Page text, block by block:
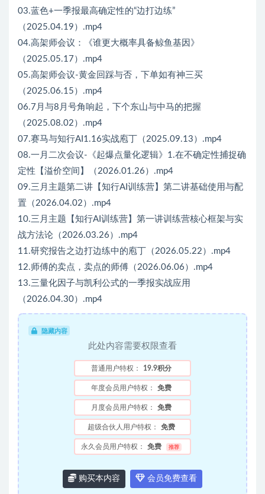
03.蓝色+一季报最高确定性的“边打边练”
（2025.04.19）.mp4
04.高架师会议：《谁更大概率具备鲸鱼基因》
（2025.05.17）.mp4
05.高架师会议-黄金回踩与否，下单如有神三买
（2025.06.15）.mp4
06.7月与8月号角响起，下个东山与中马的把握
（2025.08.02）.mp4
07.赛马与知行AI1.16实战庖丁（2025.09.13）.mp4
08.一月二次会议-《起爆点量化逻辑》1.在不确定性捕捉确
定性【溢价空间】（2026.01.26）.mp4
09.三月主题第二讲【知行AI训练营】第二讲基础使用与配
置（2026.04.02）.mp4
10.三月主题【知行AI训练营】第一讲训练营核心框架与实
战方法论（2026.03.26）.mp4
11.研究报告之边打边练中的庖丁（2026.05.22）.mp4
12.师傅的卖点，卖点的师傅（2026.06.06）.mp4
13.三量化因子与凯利公式的一季报实战应用
（2026.04.30）.mp4
隐藏内容
此处内容需要权限查看
普通用户特权： 19.9积分
年度会员用户特权： 免费
月度会员用户特权： 免费
超级合伙人用户特权： 免费
永久会员用户特权： 免费 推荐
购买本内容 会员免费查看